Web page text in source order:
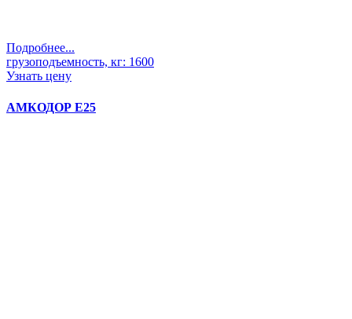
Подробнее...
грузоподъемность, кг: 1600
Узнать цену
АМКОДОР Е25